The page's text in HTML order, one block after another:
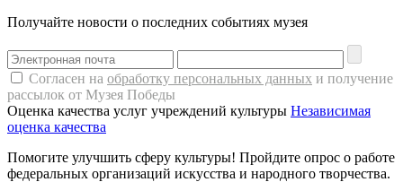
Получайте новости о последних событиях музея
Согласен на обработку персональных данных и получение
рассылок от Музея Победы
Оценка качества услуг учреждений культуры Независимая
оценка качества
Помогите улучшить сферу культуры! Пройдите опрос о работе
федеральных организаций искусства и народного творчества.